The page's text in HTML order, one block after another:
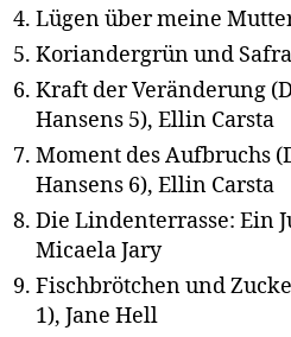
Lügen über meine
Koriandergrün und
Kraft der Veränderung
Hansens 5), Ellin Carsta
Moment des Aufbruchs
Hansens 6), Ellin Carsta
Die Lindenterrasse: Ein
Micaela Jary
Fischbrötchen und
1), Jane Hell